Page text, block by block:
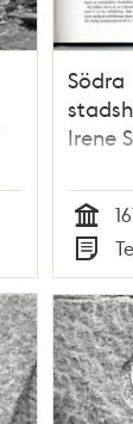
Södra
Irene
Tid
Typ